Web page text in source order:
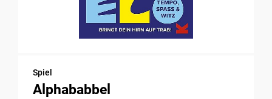
Spiel
Alphababbel